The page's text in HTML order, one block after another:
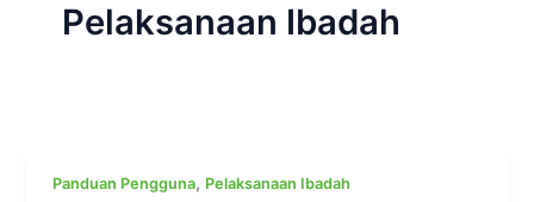
Pelaksanaan Ibadah
Panduan Pengguna, Pelaksanaan Ibadah